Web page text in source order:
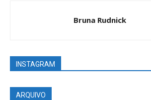
Bruna Rudnick
INSTAGRAM
ARQUIVO